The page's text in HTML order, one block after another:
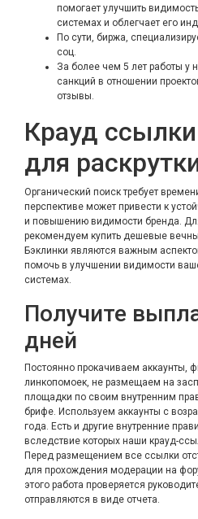
помогает улучшить
системах и облегчает его
По сути, биржа,
соц.
За более чем 5 лет работы у
санкций в отношении
отзывы.
Крауд
для
Органический поиск требует
перспективе может привести к
и повышению видимости бренда.
рекомендуем купить дешевые
Бэклинки являются важным
помочь в улучшении видимости
системах.
Получите
дней
Постоянно прокачиваем аккаунты,
линкопомоек, не размещаем на
площадки по своим внутренним
брифе. Используем аккаунты с
года. Есть и другие внутренние
вследствие которых наши крауд-
Перед размещением все ссылки
для прохождения модерации на
этого работа проверяется
отправляются в виде отчета.